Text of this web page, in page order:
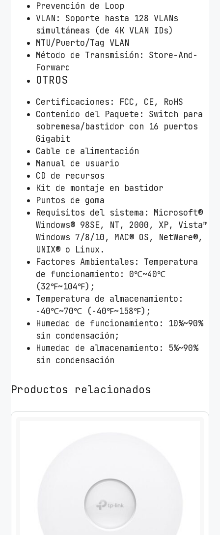
Prevención de Loop
VLAN: Soporte hasta 128 VLANs
simultáneas (de 4K VLAN IDs)
MTU/Puerto/Tag VLAN
Método de Transmisión: Store-And-
Forward
OTROS
Certificaciones: FCC, CE, RoHS
Contenido del Paquete: Switch para
sobremesa/bastidor con 16 puertos
Gigabit
Cable de alimentación
Manual de usuario
CD de recursos
Kit de montaje en bastidor
Puntos de goma
Requisitos del sistema: Microsoft®
Windows® 98SE, NT, 2000, XP, Vista™
Windows 7/8/10, MAC® OS, NetWare®,
UNIX® o Linux.
Factores Ambientales: Temperatura
de funcionamiento: 0℃~40℃
(32℉~104℉);
Temperatura de almacenamiento:
-40℃~70℃ (-40℉~158℉);
Humedad de funcionamiento: 10%~90%
sin condensación;
Humedad de almacenamiento: 5%~90%
sin condensación
Productos relacionados